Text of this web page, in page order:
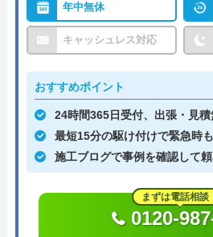
年中無休
キャッシュレス対応
おすすめポイント
24時間365日受付、出張・見積
最短15分の駆け付けで緊急時
施工ブログで事例を確認して
まずは電話相談
0120-